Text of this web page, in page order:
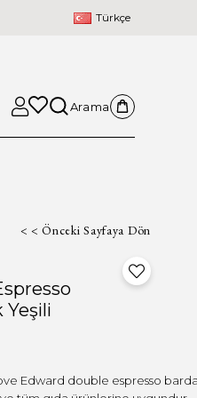
Türkçe
Arama
< < Önceki Sayfaya Dön
Yeşili
Edward double espresso